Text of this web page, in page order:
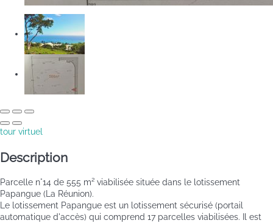
tour virtuel
Description
Parcelle n°14 de 555 m² viabilisée située dans le lotissement
Papangue (La Réunion).
Le lotissement Papangue est un lotissement sécurisé (portail
automatique d'accès) qui comprend 17 parcelles viabilisées. Il est